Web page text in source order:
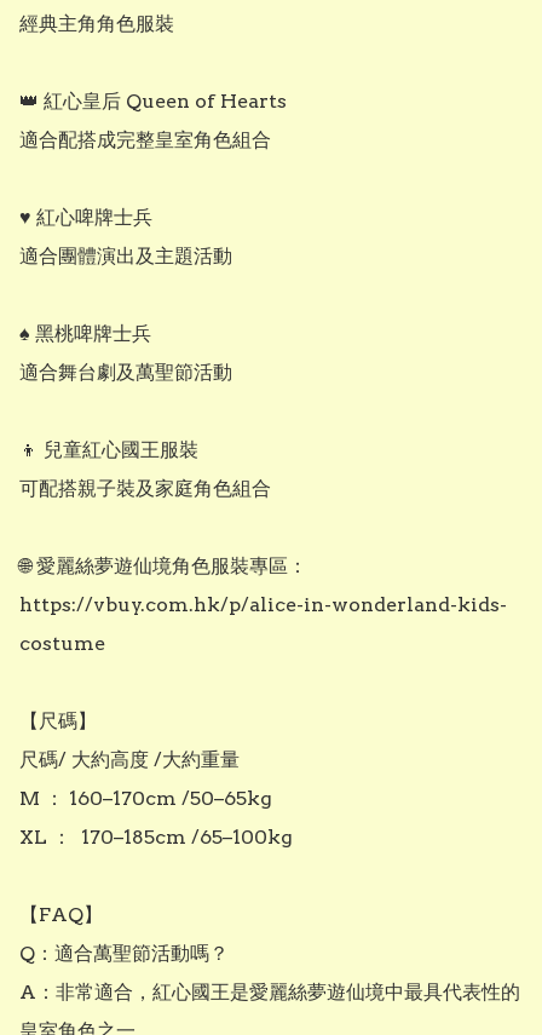
經典主角角色服裝
👑 紅心皇后 Queen of Hearts
適合配搭成完整皇室角色組合
♥️ 紅心啤牌士兵
適合團體演出及主題活動
♠️ 黑桃啤牌士兵
適合舞台劇及萬聖節活動
👦 兒童紅心國王服裝
可配搭親子裝及家庭角色組合
🌐 愛麗絲夢遊仙境角色服裝專區：
https://vbuy.com.hk/p/alice-in-wonderland-kids-
costume
【尺碼】
尺碼/ 大約高度 /大約重量
M ： 160–170cm /50–65kg
XL ：  170–185cm /65–100kg
【FAQ】
Q：適合萬聖節活動嗎？
A：非常適合，紅心國王是愛麗絲夢遊仙境中最具代表性的